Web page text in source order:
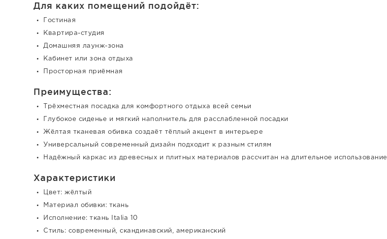
Для каких помещений подойдёт:
Гостиная
Квартира-студия
Домашняя лаунж-зона
Кабинет или зона отдыха
Просторная приёмная
Преимущества:
Трёхместная посадка для комфортного отдыха всей семьи
Глубокое сиденье и мягкий наполнитель для расслабленной посадки
Жёлтая тканевая обивка создаёт тёплый акцент в интерьере
Универсальный современный дизайн подходит к разным стилям
Надёжный каркас из древесных и плитных материалов рассчитан на длительное использование
Характеристики
Цвет: жёлтый
Материал обивки: ткань
Исполнение: ткань Italia 10
Стиль: современный, скандинавский, американский